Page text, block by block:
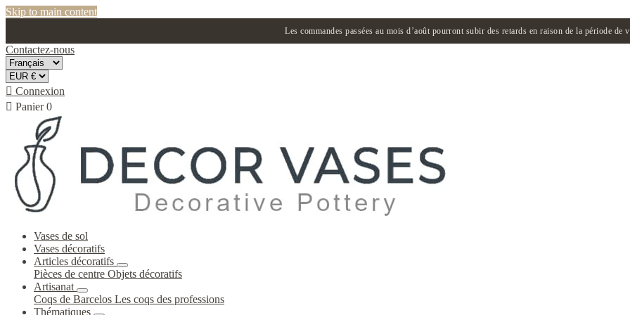
Skip to main content
Les commandes passées au mois d’août pourront subir des retards en raison de la période de
Contactez-nous
 Connexion
 Panier 0
Vases de sol
Vases décoratifs
Articles décoratifs
Pièces de centre Objets décoratifs
Artisanat
Coqs de Barcelos Les coqs des professions
Thématiques